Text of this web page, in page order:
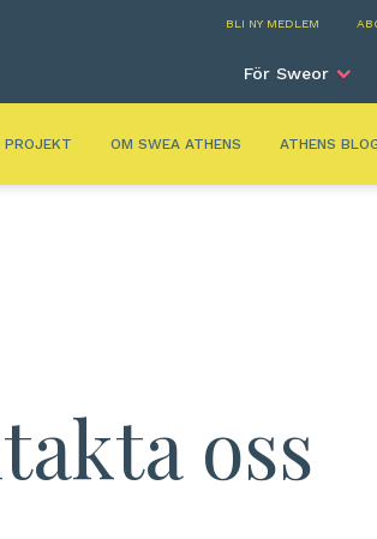
BLI NY MEDLEM
För Sweor
PROJEKT OM SWEA ATHENS ATHENS
oss